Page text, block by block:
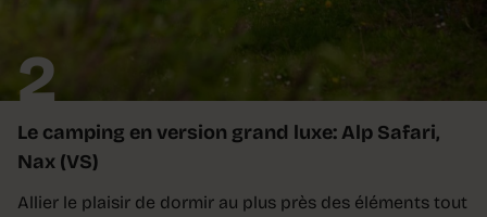
2
Le camping en version grand luxe: Alp Safari,
Nax (VS)
Allier le plaisir de dormir au plus près des éléments tout